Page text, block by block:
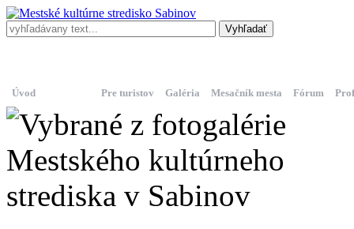
Úvod Pre turistov Galéria Mesačník mesta Fórum